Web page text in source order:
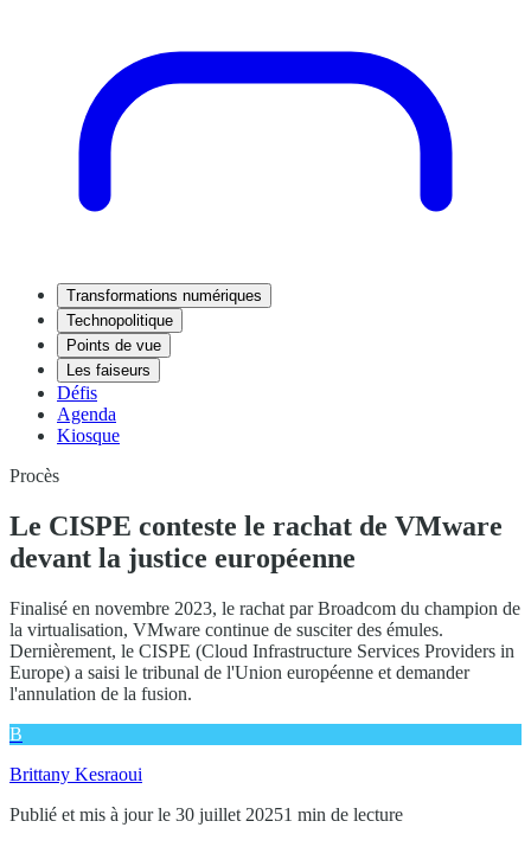
Transformations numériques
Technopolitique
Points de vue
Les faiseurs
Défis
Agenda
Kiosque
Procès
Le CISPE conteste le rachat de VMware
devant la justice européenne
Finalisé en novembre 2023, le rachat par Broadcom du champion de
la virtualisation, VMware continue de susciter des émules.
Dernièrement, le CISPE (Cloud Infrastructure Services Providers in
Europe) a saisi le tribunal de l'Union européenne et demander
l'annulation de la fusion.
B
Brittany Kesraoui
Publié et mis à jour le 30 juillet 20251 min de lecture